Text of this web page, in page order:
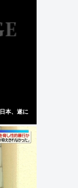
本、遂に